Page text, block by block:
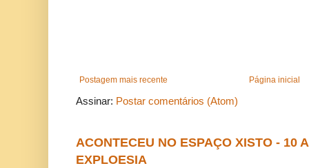
Postagem mais recente Página inicial
Assinar: Postar comentários (Atom)
ACONTECEU NO ESPAÇO XISTO - 10
EXPLOESIA